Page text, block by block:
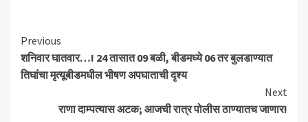
Continue
Reading
Previous
शनिवार घातवार…! 24 तासात 09 बळी, बीडमध्ये 06 तर बुलडाण्यात
तिघांचा मृत्यूबीडमधील भीषण अपघाताची दृश्य
Next
राणा दाम्पत्यास अटक; आजची रात्र पोलीस ठाण्यातच जाणार!